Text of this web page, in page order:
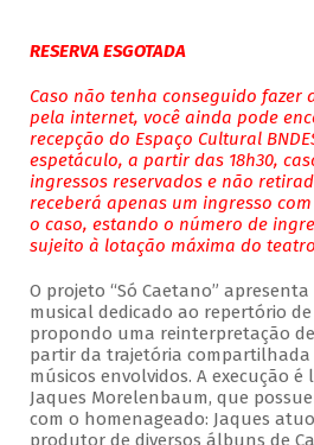
RESERVA ESGOTADA
Caso não tenha conseguido fazer
pela internet, você ainda pode
recepção do Espaço Cultural
espetáculo, a partir das 18h30,
ingressos reservados e não
receberá apenas um ingresso
o caso, estando o número de
sujeito à lotação máxima do
O projeto “Só Caetano”
musical dedicado ao repertório de
propondo uma reinterpretação
partir da trajetória
músicos envolvidos. A execução
Jaques Morelenbaum, que
com o homenageado: Jaques